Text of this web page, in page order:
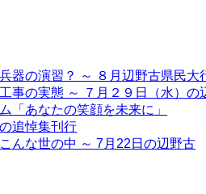
器の演習？ ～ ８月辺野古県民
事の実態 ～ ７月２９日（水）の
「あなたの笑顔を未来に」
追悼集刊行
んな世の中 ～ 7月22日の辺野古